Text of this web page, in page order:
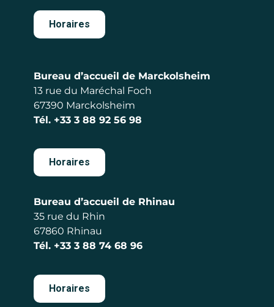
Horaires
Bureau d’accueil de Marckolsheim
13 rue du Maréchal Foch
67390 Marckolsheim
Tél. +33 3 88 92 56 98
Horaires
Bureau d’accueil de Rhinau
35 rue du Rhin
67860 Rhinau
Tél. +33 3 88 74 68 96
Horaires